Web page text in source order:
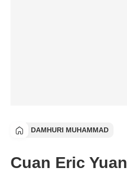
DAMHURI MUHAMMAD
Cuan Eric Yuan